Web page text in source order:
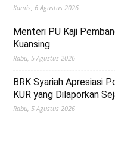
Kamis, 6 Agustus 2026
Menteri PU Kaji
Kuansing
Rabu, 5 Agustus 2026
BRK Syariah Apresiasi
KUR yang Dilaporkan
Rabu, 5 Agustus 2026